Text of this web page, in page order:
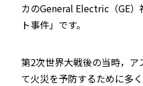
カのGeneral Electric（GE
ト事件」です。
第2次世界大戦後の当時，ア
て火災を予防するために多